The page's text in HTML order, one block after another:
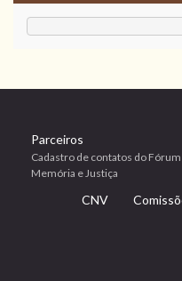
Parceiros
Cadastro de contatos do
Memória e Justiça
CNV